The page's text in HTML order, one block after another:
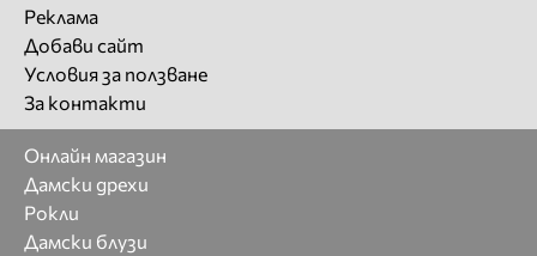
Реклама
Добави сайт
Условия за ползване
За контакти
Онлайн магазин
Дамски дрехи
Рокли
Дамски блузи